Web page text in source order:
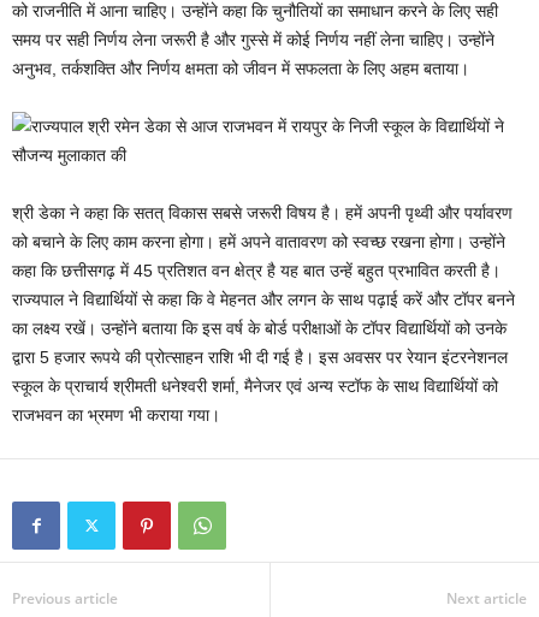
को राजनीति में आना चाहिए। उन्होंने कहा कि चुनौतियों का समाधान करने के लिए सही
समय पर सही निर्णय लेना जरूरी है और गुस्से में कोई निर्णय नहीं लेना चाहिए। उन्होंने
अनुभव, तर्कशक्ति और निर्णय क्षमता को जीवन में सफलता के लिए अहम बताया।
श्री डेका ने कहा कि सतत् विकास सबसे जरूरी विषय है। हमें अपनी पृथ्वी और पर्यावरण
को बचाने के लिए काम करना होगा। हमें अपने वातावरण को स्वच्छ रखना होगा। उन्होंने
कहा कि छत्तीसगढ़ में 45 प्रतिशत वन क्षेत्र है यह बात उन्हें बहुत प्रभावित करती है।
राज्यपाल ने विद्यार्थियों से कहा कि वे मेहनत और लगन के साथ पढ़ाई करें और टॉपर बनने
का लक्ष्य रखें। उन्होंने बताया कि इस वर्ष के बोर्ड परीक्षाओं के टॉपर विद्यार्थियों को उनके
द्वारा 5 हजार रूपये की प्रोत्साहन राशि भी दी गई है। इस अवसर पर रेयान इंटरनेशनल
स्कूल के प्राचार्य श्रीमती धनेश्वरी शर्मा, मैनेजर एवं अन्य स्टॉफ के साथ विद्यार्थियों को
राजभवन का भ्रमण भी कराया गया।
Previous article Next article